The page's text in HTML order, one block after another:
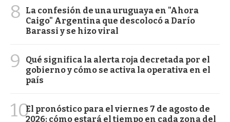
8
La confesión de una uruguaya en "Ahora
Caigo" Argentina que descolocó a Darío
Barassi y se hizo viral
9
Qué significa la alerta roja decretada por el
gobierno y cómo se activa la operativa en el
país
10El pronóstico para el viernes 7 de agosto de
2026: cómo estará el tiempo en cada zona del